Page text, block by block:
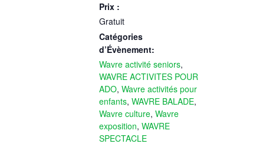
Prix :
Gratuit
Catégories
d’Évènement:
Wavre activité seniors,
WAVRE ACTIVITES POUR
ADO, Wavre activités pour
enfants, WAVRE BALADE,
Wavre culture, Wavre
exposition, WAVRE
SPECTACLE